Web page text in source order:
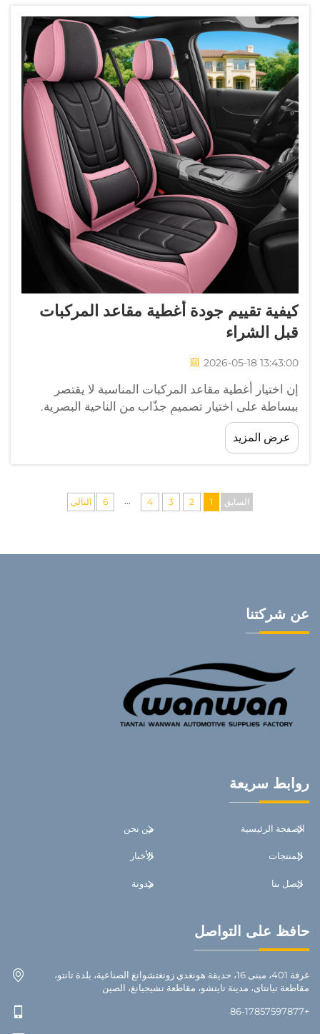
كيفية تقييم جودة أغطية مقاعد المركبات
قبل الشراء
2026-05-18 13:43:00
إن اختيار أغطية مقاعد المركبات المناسبة لا يقتصر
ببساطة على اختيار تصميمٍ جذّاب من الناحية البصرية.
فللمدراء المسؤولين عن أساطيل المركبات، والمسافرين
اليوميين، وهواة السيارات على حدٍّ سواء، تؤثر جودة
أغطية مقاعد المركبات تأثيراً مباشراً في مستوى الراحة
عرض المزيد
السابق 1
2
3
4
...
6 التالي
عن شركتنا
روابط سريعة
الصفحة الرئيسية من نحن
المنتجات الأخبار
اتصل بنا مدونة
حافظ على التواصل
غرفة 401، مبنى 16، حديقة هونغدي زونغتشوانغ الصناعية، بلدة تانتو،
مقاطعة تيانتاى، مدينة تايتشو، مقاطعة تشيجيانغ، الصين
+86-17857597877